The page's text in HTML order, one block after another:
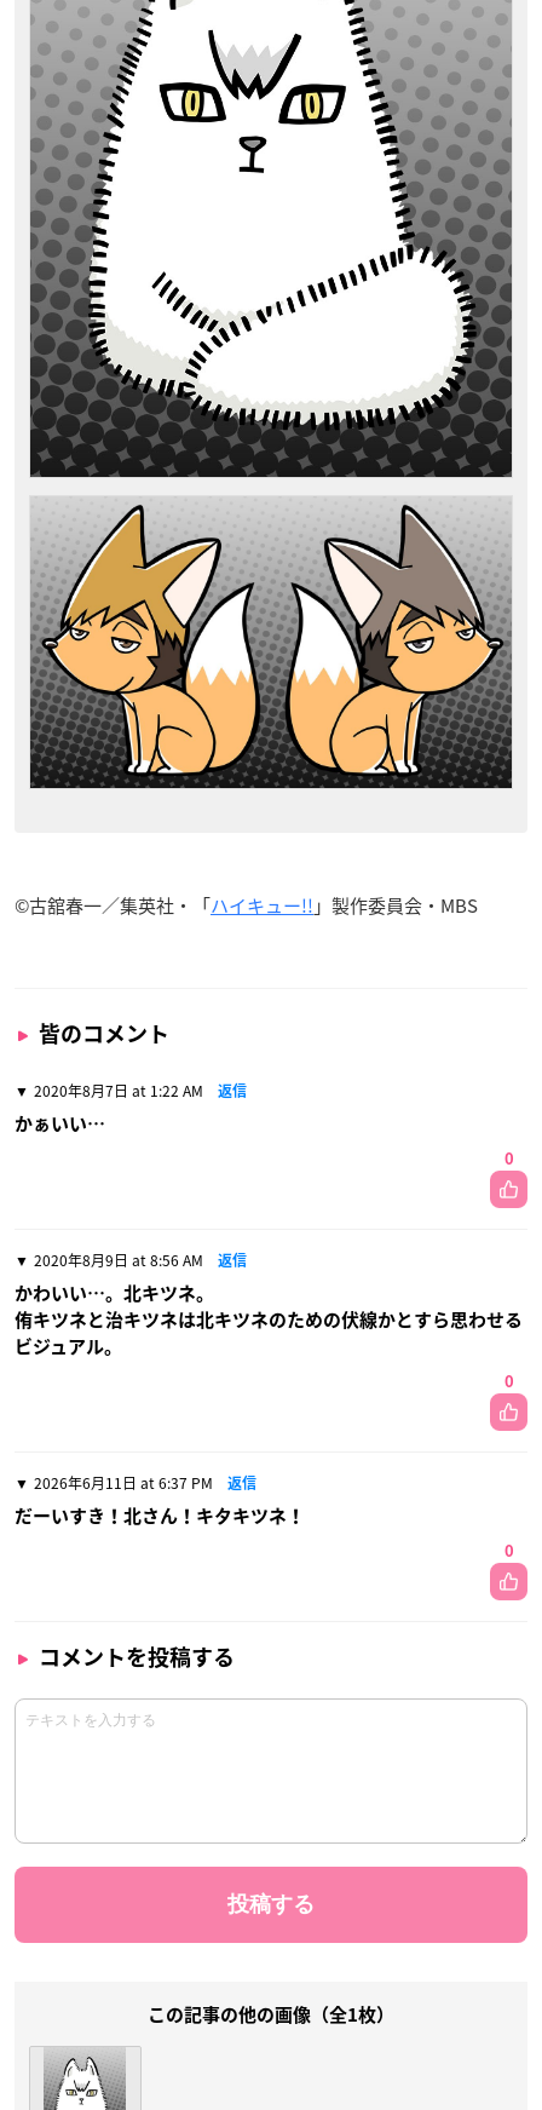
©️古舘春一／集英社・「ハイキュー!! 」製作委員会・MBS
皆のコメント
2020年8月7日 at 1:22 AM 返信
かぁいい…
0
2020年8月9日 at 8:56 AM 返信
かわいい…。北キツネ。
侑キツネと治キツネは北キツネのための伏線かとすら思わせる
ビジュアル。
0
2026年6月11日 at 6:37 PM 返信
だーいすき！北さん！キタキツネ！
0
コメントを投稿する
この記事の他の画像（全1枚）